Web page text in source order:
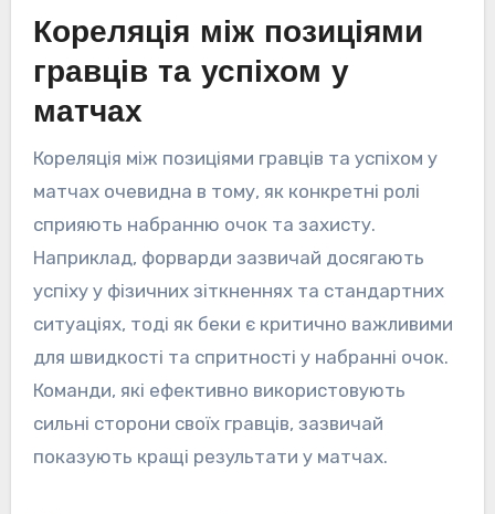
Кореляція між позиціями
гравців та успіхом у
матчах
Кореляція між позиціями гравців та успіхом у
матчах очевидна в тому, як конкретні ролі
сприяють набранню очок та захисту.
Наприклад, форварди зазвичай досягають
успіху у фізичних зіткненнях та стандартних
ситуаціях, тоді як беки є критично важливими
для швидкості та спритності у набранні очок.
Команди, які ефективно використовують
сильні сторони своїх гравців, зазвичай
показують кращі результати у матчах.